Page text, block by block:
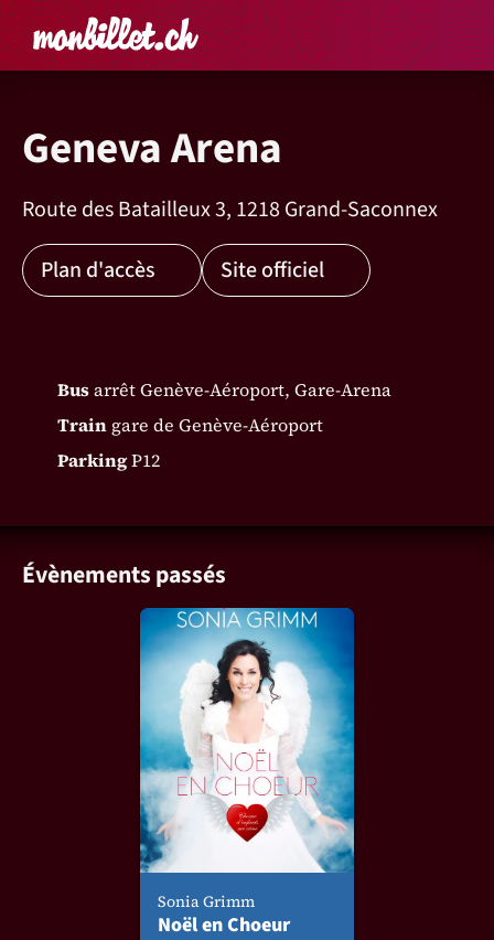
Accueil Rechercher un
Panier
Geneva Arena
Route des Batailleux 3, 1218 Grand-Saconnex
Plan d'accès
Site officiel
Busarrêt Genève-Aéroport, Gare-Arena
Train gare de Genève-Aéroport
ParkingP12
Évènements passés
Sonia Grimm
Noël en Choeur